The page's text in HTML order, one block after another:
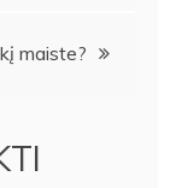
maiste?